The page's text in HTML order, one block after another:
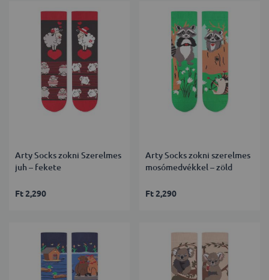
Arty Socks zokni Szerelmes
juh – fekete
Ft 2,290
Arty Socks zokni szerelmes
mosómedvékkel – zöld
Ft 2,290